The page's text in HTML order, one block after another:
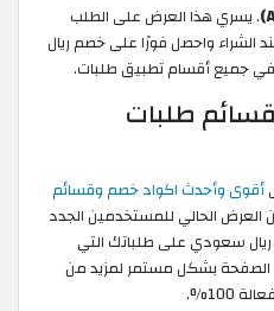
. يسري هذا العرض على الطلب
الشراء واحصل فورًا على خصم ريال
في جميع أقسام تطبيق طلبات.
طلبات
أقوى وأحدث اكواد خصم وقسائم
العرض الحالي للمستخدمين الجدد
سعودي على طلباتك التي
الصفحة بشكل مستمر لمزيد من